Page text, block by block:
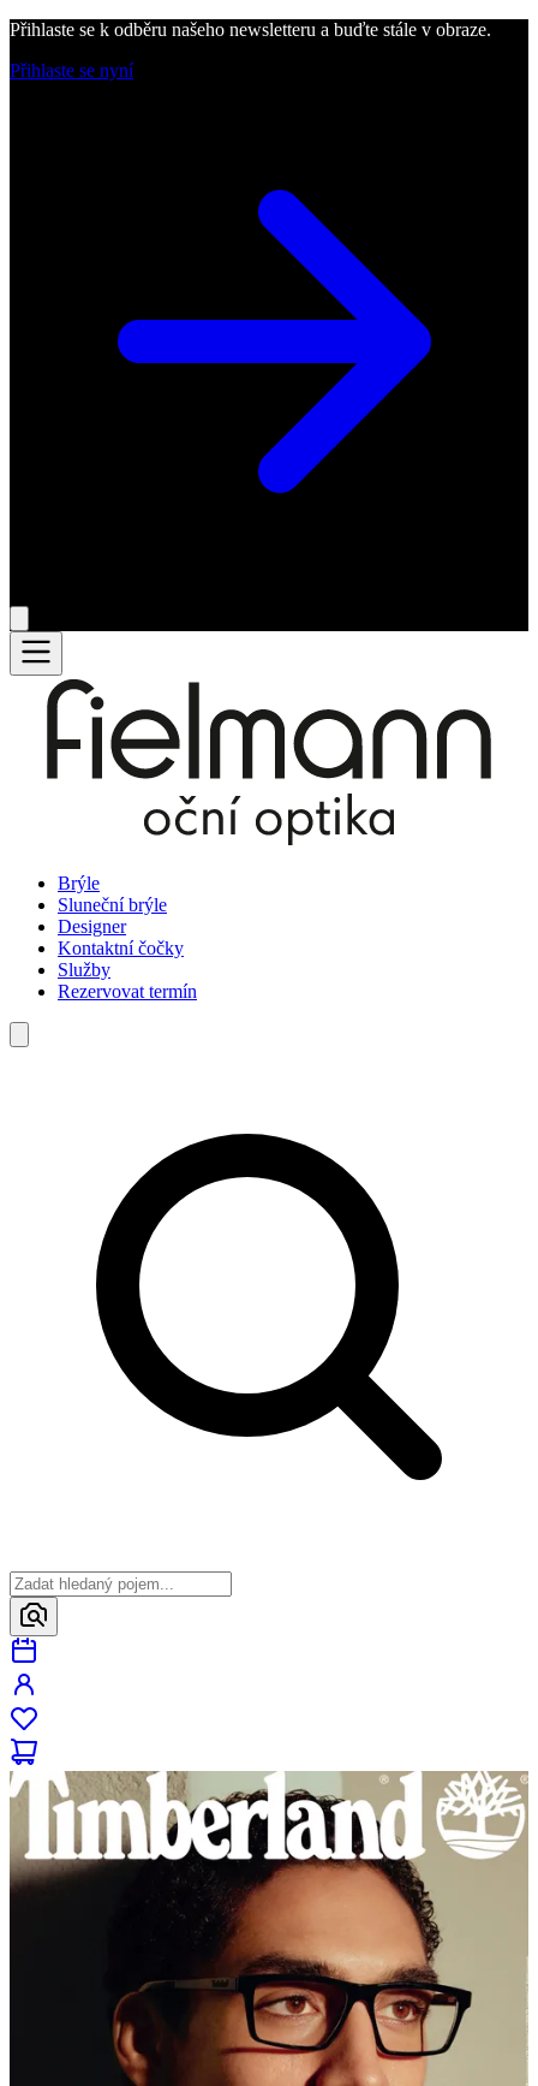
Přihlaste se k odběru našeho newsletteru a buďte stále v obraze.
Přihlaste se nyní
Brýle
Sluneční brýle
Designer
Kontaktní čočky
Služby
Rezervovat termín